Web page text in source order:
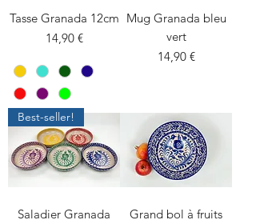
Tasse Granada 12cm
Prix
14,90 €
Mug Granada bleu
vert
Prix
14,90 €
Best-seller!
Saladier Granada
Grand bol à fruits